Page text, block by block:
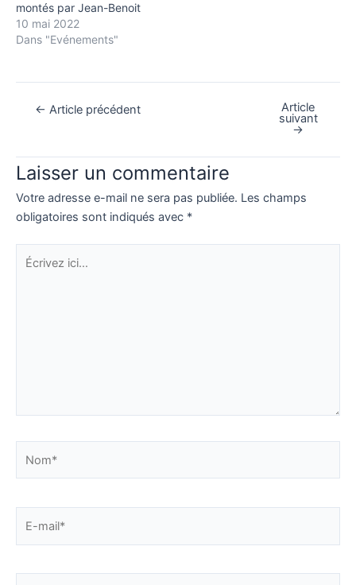
montés par Jean-Benoit
10 mai 2022
Dans "Evénements"
Navigation
← Article précédent Article
suivant
→
Laisser un commentaire
Votre adresse e-mail ne sera pas publiée. Les champs
obligatoires sont indiqués avec *
Écrivez
ici…
mail*